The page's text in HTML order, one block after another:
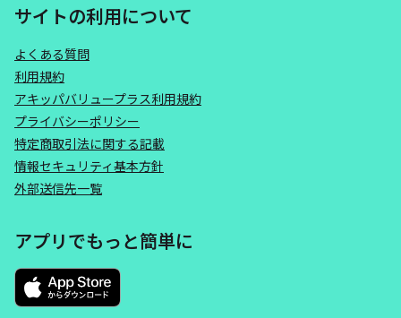
サイトの利用について
よくある質問
利用規約
アキッパバリュープラス利用規約
プライバシーポリシー
特定商取引法に関する記載
情報セキュリティ基本方針
外部送信先一覧
アプリでもっと簡単に